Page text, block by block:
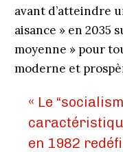
avant d’atteindre
aisance » en 2035
moyenne » pour
moderne et
« Le
en 1982